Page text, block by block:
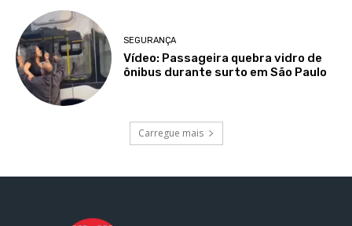
SEGURANÇA
Vídeo: Passageira quebra vidro de
ônibus durante surto em São Paulo
Carregue mais